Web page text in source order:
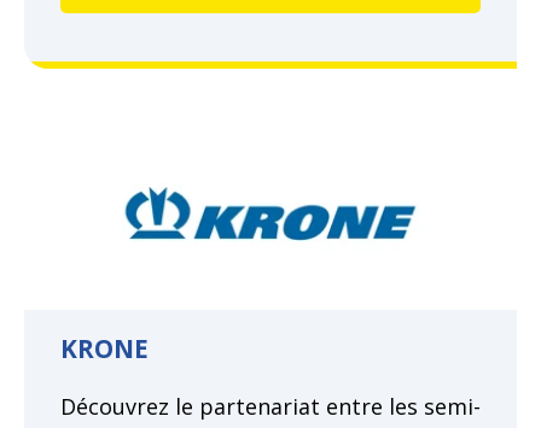
KRONE
Découvrez le partenariat entre les semi-